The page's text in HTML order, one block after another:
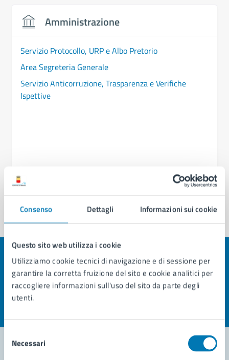
Consenso Dettagli Informazioni sui cookie
Questo sito web utilizza i cookie
Utilizziamo cookie tecnici di navigazione e di sessione per
garantire la corretta fruizione del sito e cookie analitici per
raccogliere informazioni sull'uso del sito da parte degli
utenti.
delNecessari
Amministrazione
Servizio Protocollo, URP e Albo Pretorio
Area Segreteria Generale
Servizio Anticorruzione, Trasparenza e Verifiche
Ispettive
Quanto sono chiare le informazioni su questa
pagina?
Valuta la chiarezza delle informazioni (da 1 a 5 stelle)
Seleziona il numero di stelle per valutare la chiarezza delle